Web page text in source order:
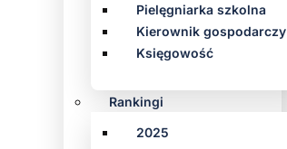
Pielęgniarka szkolna
Kierownik gospodarczy
Księgowość
Rankingi
2025